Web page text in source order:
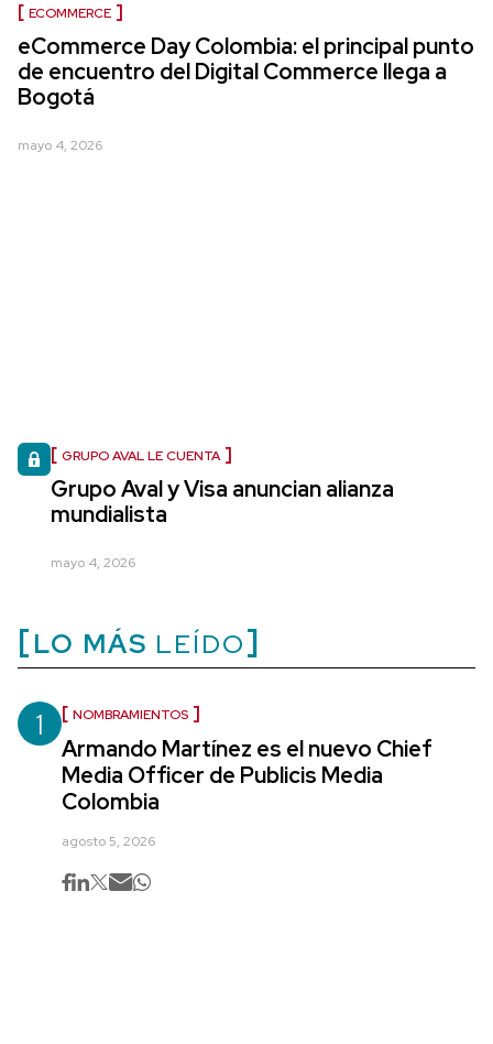
ECOMMERCE
eCommerce Day Colombia: el principal punto
de encuentro del Digital Commerce llega a
Bogotá
mayo 4, 2026
GRUPO AVAL LE CUENTA
Grupo Aval y Visa anuncian alianza
mundialista
mayo 4, 2026
LO MÁS LEÍDO
1 NOMBRAMIENTOS
Armando Martínez es el nuevo Chief
Media Officer de Publicis Media
Colombia
agosto 5, 2026